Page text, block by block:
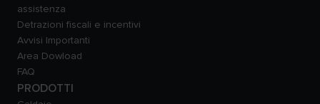
assistenza
Detrazioni fiscali e incentivi
Avvisi Importanti
Area Dowload
FAQ
PRODOTTI